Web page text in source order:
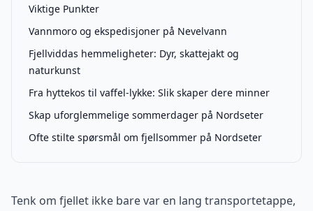
Viktige Punkter
Vannmoro og ekspedisjoner på Nevelvann
Fjellviddas hemmeligheter: Dyr, skattejakt og
naturkunst
Fra hyttekos til vaffel-lykke: Slik skaper dere minner
Skap uforglemmelige sommerdager på Nordseter
Ofte stilte spørsmål om fjellsommer på Nordseter
Tenk om fjellet ikke bare var en lang transportetappe,